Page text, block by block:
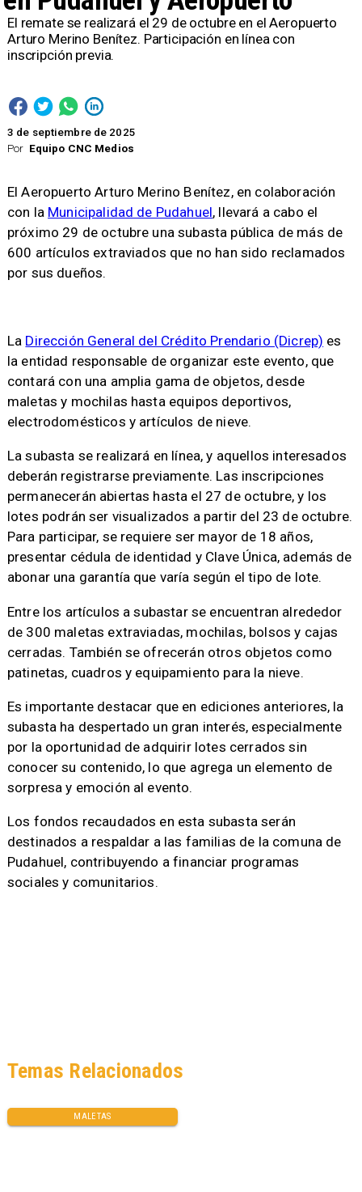
Por Equipo CNC Medios
3 de septiembre de 2025
El remate se realizará el 29 de octubre en el Aeropuerto
Arturo Merino Benítez. Participación en línea con
inscripción previa.
El Aeropuerto Arturo Merino Benítez, en colaboración
con la Municipalidad de Pudahuel, llevará a cabo el
próximo 29 de octubre una subasta pública de más de
600 artículos extraviados que no han sido reclamados
por sus dueños.
La Dirección General del Crédito Prendario (Dicrep) es
la entidad responsable de organizar este evento, que
contará con una amplia gama de objetos, desde
maletas y mochilas hasta equipos deportivos,
electrodomésticos y artículos de nieve.
La subasta se realizará en línea, y aquellos interesados
deberán registrarse previamente. Las inscripciones
permanecerán abiertas hasta el 27 de octubre, y los
lotes podrán ser visualizados a partir del 23 de octubre.
Para participar, se requiere ser mayor de 18 años,
presentar cédula de identidad y Clave Única, además de
abonar una garantía que varía según el tipo de lote.
Entre los artículos a subastar se encuentran alrededor
de 300 maletas extraviadas, mochilas, bolsos y cajas
cerradas. También se ofrecerán otros objetos como
patinetas, cuadros y equipamiento para la nieve.
Es importante destacar que en ediciones anteriores, la
subasta ha despertado un gran interés, especialmente
por la oportunidad de adquirir lotes cerrados sin
conocer su contenido, lo que agrega un elemento de
sorpresa y emoción al evento.
Los fondos recaudados en esta subasta serán
destinados a respaldar a las familias de la comuna de
Pudahuel, contribuyendo a financiar programas
sociales y comunitarios.
MALETAS
Temas Relacionados